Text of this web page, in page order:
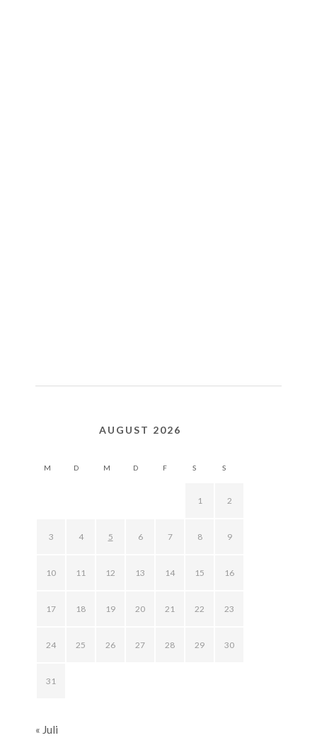
AUGUST 2026
M D M D F S S
1 2
3 4 5 6 7 8 9
10 11 12 13 14 15 16
17 18 19 20 21 22 23
24 25 26 27 28 29 30
31
« Juli